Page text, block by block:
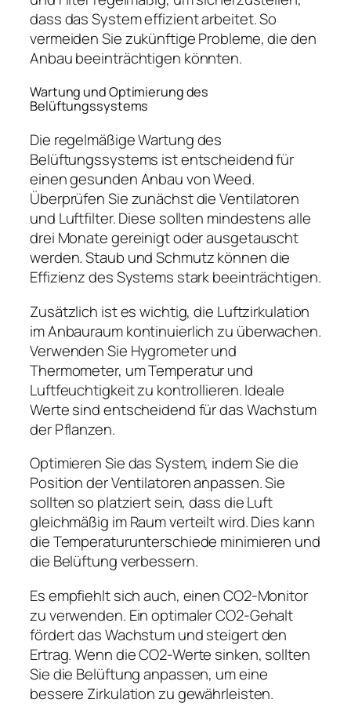
dass das System effizient arbeitet. So
vermeiden Sie zukünftige Probleme, die den
Anbau beeinträchtigen könnten.
Wartung und Optimierung des
Belüftungssystems
Die regelmäßige Wartung des
Belüftungssystems ist entscheidend für
einen gesunden Anbau von Weed.
Überprüfen Sie zunächst die Ventilatoren
und Luftfilter. Diese sollten mindestens alle
drei Monate gereinigt oder ausgetauscht
werden. Staub und Schmutz können die
Effizienz des Systems stark beeinträchtigen.
Zusätzlich ist es wichtig, die Luftzirkulation
im Anbauraum kontinuierlich zu überwachen.
Verwenden Sie Hygrometer und
Thermometer, um Temperatur und
Luftfeuchtigkeit zu kontrollieren. Ideale
Werte sind entscheidend für das Wachstum
der Pflanzen.
Optimieren Sie das System, indem Sie die
Position der Ventilatoren anpassen. Sie
sollten so platziert sein, dass die Luft
gleichmäßig im Raum verteilt wird. Dies kann
die Temperaturunterschiede minimieren und
die Belüftung verbessern.
Es empfiehlt sich auch, einen CO2-Monitor
zu verwenden. Ein optimaler CO2-Gehalt
fördert das Wachstum und steigert den
Ertrag. Wenn die CO2-Werte sinken, sollten
Sie die Belüftung anpassen, um eine
bessere Zirkulation zu gewährleisten.